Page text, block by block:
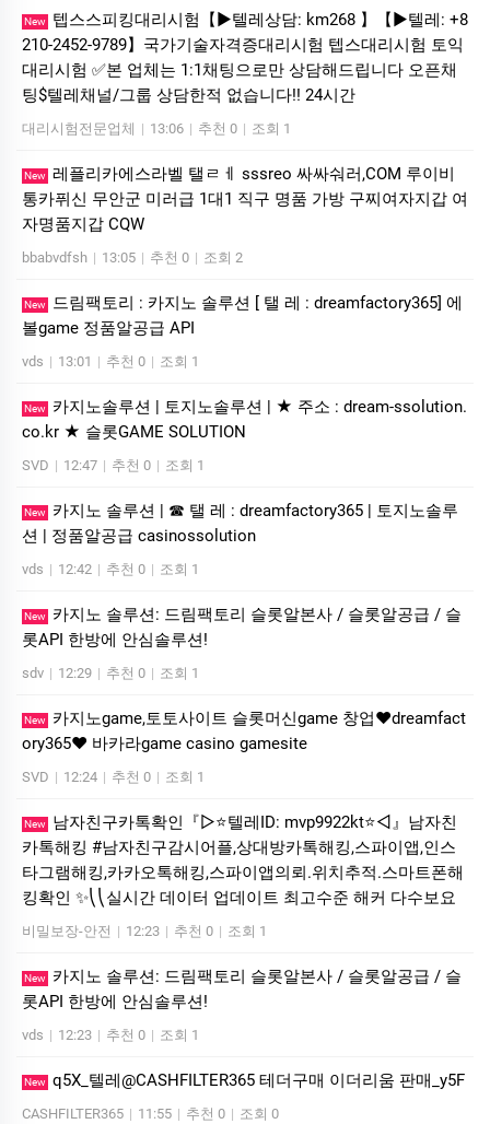
New
텝스스피킹대리시험【▶텔레상담: km268 】【▶텔레: +8
210-2452-9789】국가기술자격증대리시험 텝스대리시험 토익
대리시험 ✅본 업체는 1:1채팅으로만 상담해드립니다 오픈채
팅$텔레채널/그룹 상담한적 없습니다!! 24시간
대리시험전문업체 | 13:06 | 추천 0 | 조회 1
New 레플리카에스라벨 탤ㄹㅔ sssreo 싸싸숴러,COM 루이비
통카퓌신 무안군 미러급 1대1 직구 명품 가방 구찌여자지갑 여
자명품지갑 CQW
bbabvdfsh | 13:05 | 추천 0 | 조회 2
New
드림팩토리 : 카­지노 솔­루션 [ 탤 레 : dreamfactory365] 에
볼game 정품알공급 API
vds | 13:01 | 추천 0 | 조회 1
New
카지노솔루션 | 토지노솔루션 | ★ 주소 : dream-ssolution.
co.kr ★ 슬롯GAME SOLUTION
SVD | 12:47 | 추천 0 | 조회 1
New
카­지노 솔­루션 | ☎ 탤 레 : dreamfactory365 | 토지노솔­루
션 | 정품알공급 casinossolution
vds | 12:42 | 추천 0 | 조회 1
New
카지노 솔루션: 드림팩토리 슬롯알본사 / 슬롯알공급 / 슬
롯API 한방에 안심솔루션!
sdv | 12:29 | 추천 0 | 조회 1
New
카­지노game,토­토사이트 슬­롯머­신game 창업❤dreamfact
ory365❤ 바­카라game casino gamesite
SVD | 12:24 | 추천 0 | 조회 1
New
남자친구카톡확인『▷⭐텔레ID: mvp9922kt⭐◁』남자친
카톡해킹 #남자친구감시어플,상대방카톡해킹,스파이앱,인스
타그램해킹,카카오톡해킹,스파이앱의뢰.위치추적.스마트폰해
킹확인 ✨⎝⎝실시간 데이터 업데이트 최고수준 해커 다수보요
비밀보장-안전 | 12:23 | 추천 0 | 조회 1
New
카지노 솔루션: 드림팩토리 슬롯알본사 / 슬롯알공급 / 슬
롯API 한방에 안심솔루션!
vds | 12:23 | 추천 0 | 조회 1
New q5X_텔레@CASHFILTER365 테더구매 이더리움 판매_y5F
CASHFILTER365 | 11:55 | 추천 0 | 조회 0